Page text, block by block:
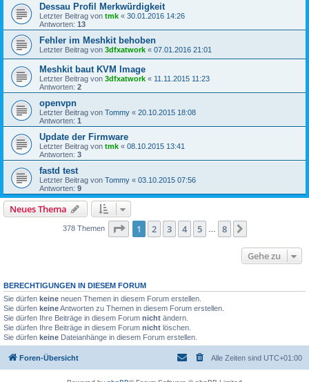
Dessau Profil Merkwürdigkeit
Letzter Beitrag von tmk « 30.01.2016 14:26
Antworten: 13
Fehler im Meshkit behoben
Letzter Beitrag von 3dfxatwork « 07.01.2016 21:01
Meshkit baut KVM Image
Letzter Beitrag von 3dfxatwork « 11.11.2015 11:23
Antworten: 2
openvpn
Letzter Beitrag von Tommy « 20.10.2015 18:08
Antworten: 1
Update der Firmware
Letzter Beitrag von tmk « 08.10.2015 13:41
Antworten: 3
fastd test
Letzter Beitrag von Tommy « 03.10.2015 07:56
Antworten: 9
Neues Thema
378 Themen Seite 1von
1 2 3 4 5 8
Gehe zu
BERECHTIGUNGEN IN DIESEM FORUM
Sie dürfen keine neuen Themen in diesem Forum erstellen.
Sie dürfen keineAntworten zu Themen in diesem Forum erstellen.
Sie dürfen Ihre Beiträge in diesem Forum nicht ändern.
Sie dürfen Ihre Beiträge in diesem Forum nicht löschen.
Sie dürfen keine Dateianhänge in diesem Forum erstellen.
Foren-Übersicht Alle Zeiten sind UTC+01:00